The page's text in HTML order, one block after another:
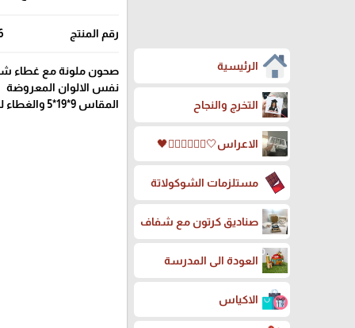
الرئيسية
التخرج والنجاح
الاعراس🤍🤵🏻‍♀️👰🏻‍♀️🖤
مستلزمات الشوكولاتة
صناديق كرتون مع شفاف
العودة الى المدرسة
الاكياس
رقم المنتج
صحون ملونة مع غطاء
نفس الالوان المعروضة
المقاس 9*19*5 والغطاء لحد 8سم ارتفاعه